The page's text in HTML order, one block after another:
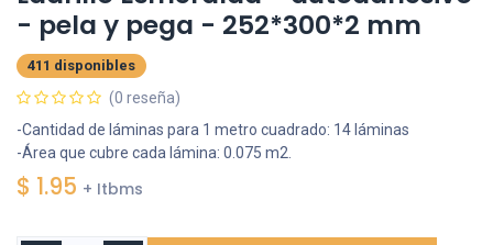
- pela y pega - 252*300*2 mm
411 disponibles
(0 reseña)
-Cantidad de láminas para 1 metro cuadrado: 14 láminas
-Área que cubre cada lámina: 0.075 m2.
$ 1.95 + Itbms